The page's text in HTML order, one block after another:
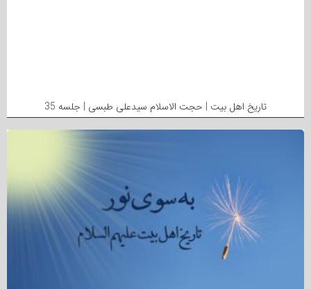
تاریخ اهل بیت | حجت الاسلام سیدعلی طبسی | جلسه 35